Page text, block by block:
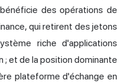
des opérations de
qui retirent des jetons
riche d'applications
; et de la position dominante
plateforme d'échange en